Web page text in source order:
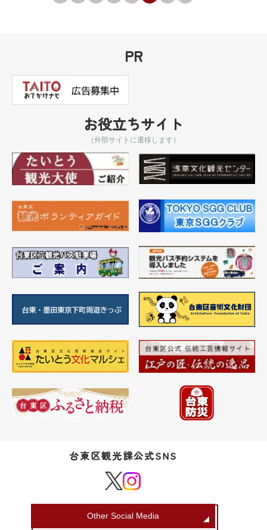
PR
お役立ちサイト
（外部サイトに遷移します）
台東区観光課公式SNS
Other Social Media